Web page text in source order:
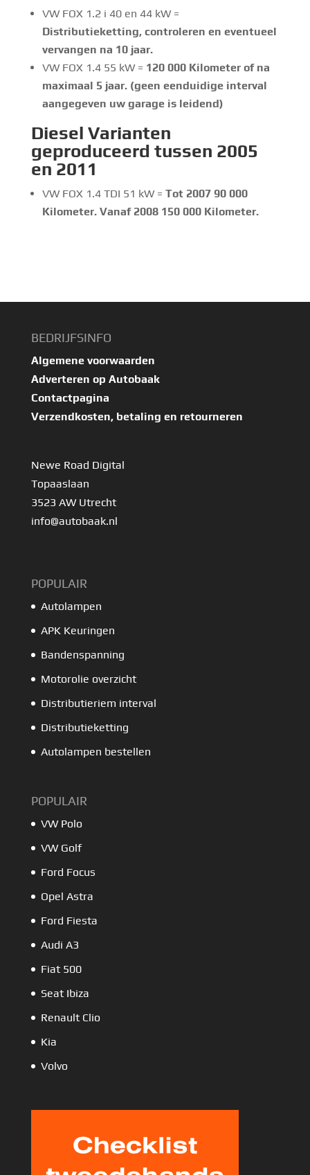
VW FOX 1.2 i 40 en 44 kW =
Distributieketting, controleren en eventueel
vervangen na 10 jaar.
VW FOX 1.4 55 kW = 120 000 Kilometer of na
maximaal 5 jaar. (geen eenduidige interval
aangegeven uw garage is leidend)
Diesel Varianten
geproduceerd tussen 2005
en 2011
VW FOX 1.4 TDI 51 kW = Tot 2007 90 000
Kilometer. Vanaf 2008 150 000 Kilometer.
BEDRIJFSINFO
Algemene voorwaarden
Adverteren op Autobaak
Contactpagina
Verzendkosten, betaling en retourneren
Newe Road Digital
Topaaslaan
3523 AW Utrecht
info@autobaak.nl
POPULAIR
Autolampen
APK Keuringen
Bandenspanning
Motorolie overzicht
Distributieriem interval
Distributieketting
Autolampen bestellen
POPULAIR
VW Polo
VW Golf
Ford Focus
Opel Astra
Ford Fiesta
Audi A3
Fiat 500
Seat Ibiza
Renault Clio
Kia
Volvo